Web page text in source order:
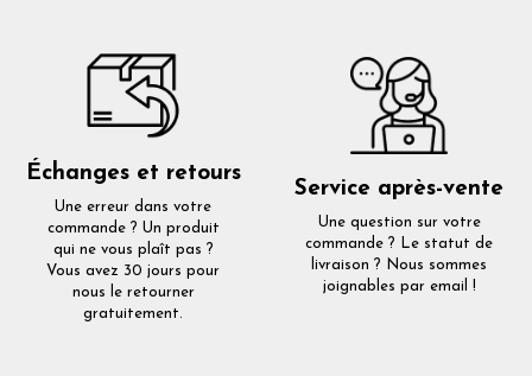
Échanges et retours
Une erreur dans votre
commande ? Un produit
qui ne vous plaît pas ?
Vous avez 30 jours pour
nous le retourner
gratuitement.
Service après-vente
Une question sur votre
commande ? Le statut de
livraison ? Nous sommes
joignables par email !